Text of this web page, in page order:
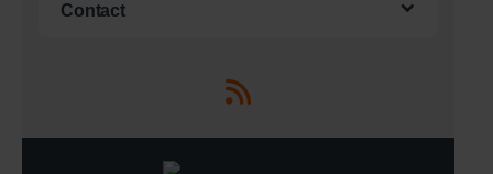
Contact